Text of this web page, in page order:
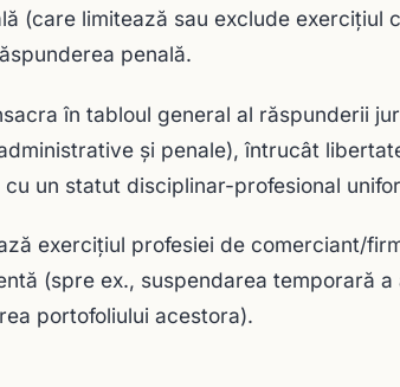
(care limitează sau exclude exerciţiul
penală.
în tabloul general al răspunderii
şi penale), întrucât
un statut disciplinar-profesional
exerciţiul profesiei de comerciant/
(spre ex., suspendarea temporară
portofoliului acestora).